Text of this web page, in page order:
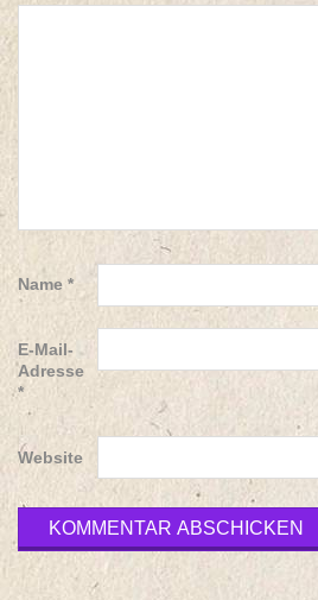
Name *
E-Mail-
Adresse
*
Website